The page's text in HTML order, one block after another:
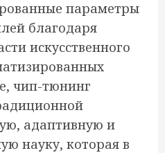
параметры
благодаря
искусственного
чип-тюнинг
адаптивную и
науку, которая в